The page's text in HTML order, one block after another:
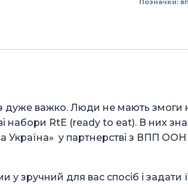
Позначки:
дуже важко. Люди не мають
RtE (ready to eat). В них
у партнерстві з ВПП ООН
у зручний для вас спосіб і